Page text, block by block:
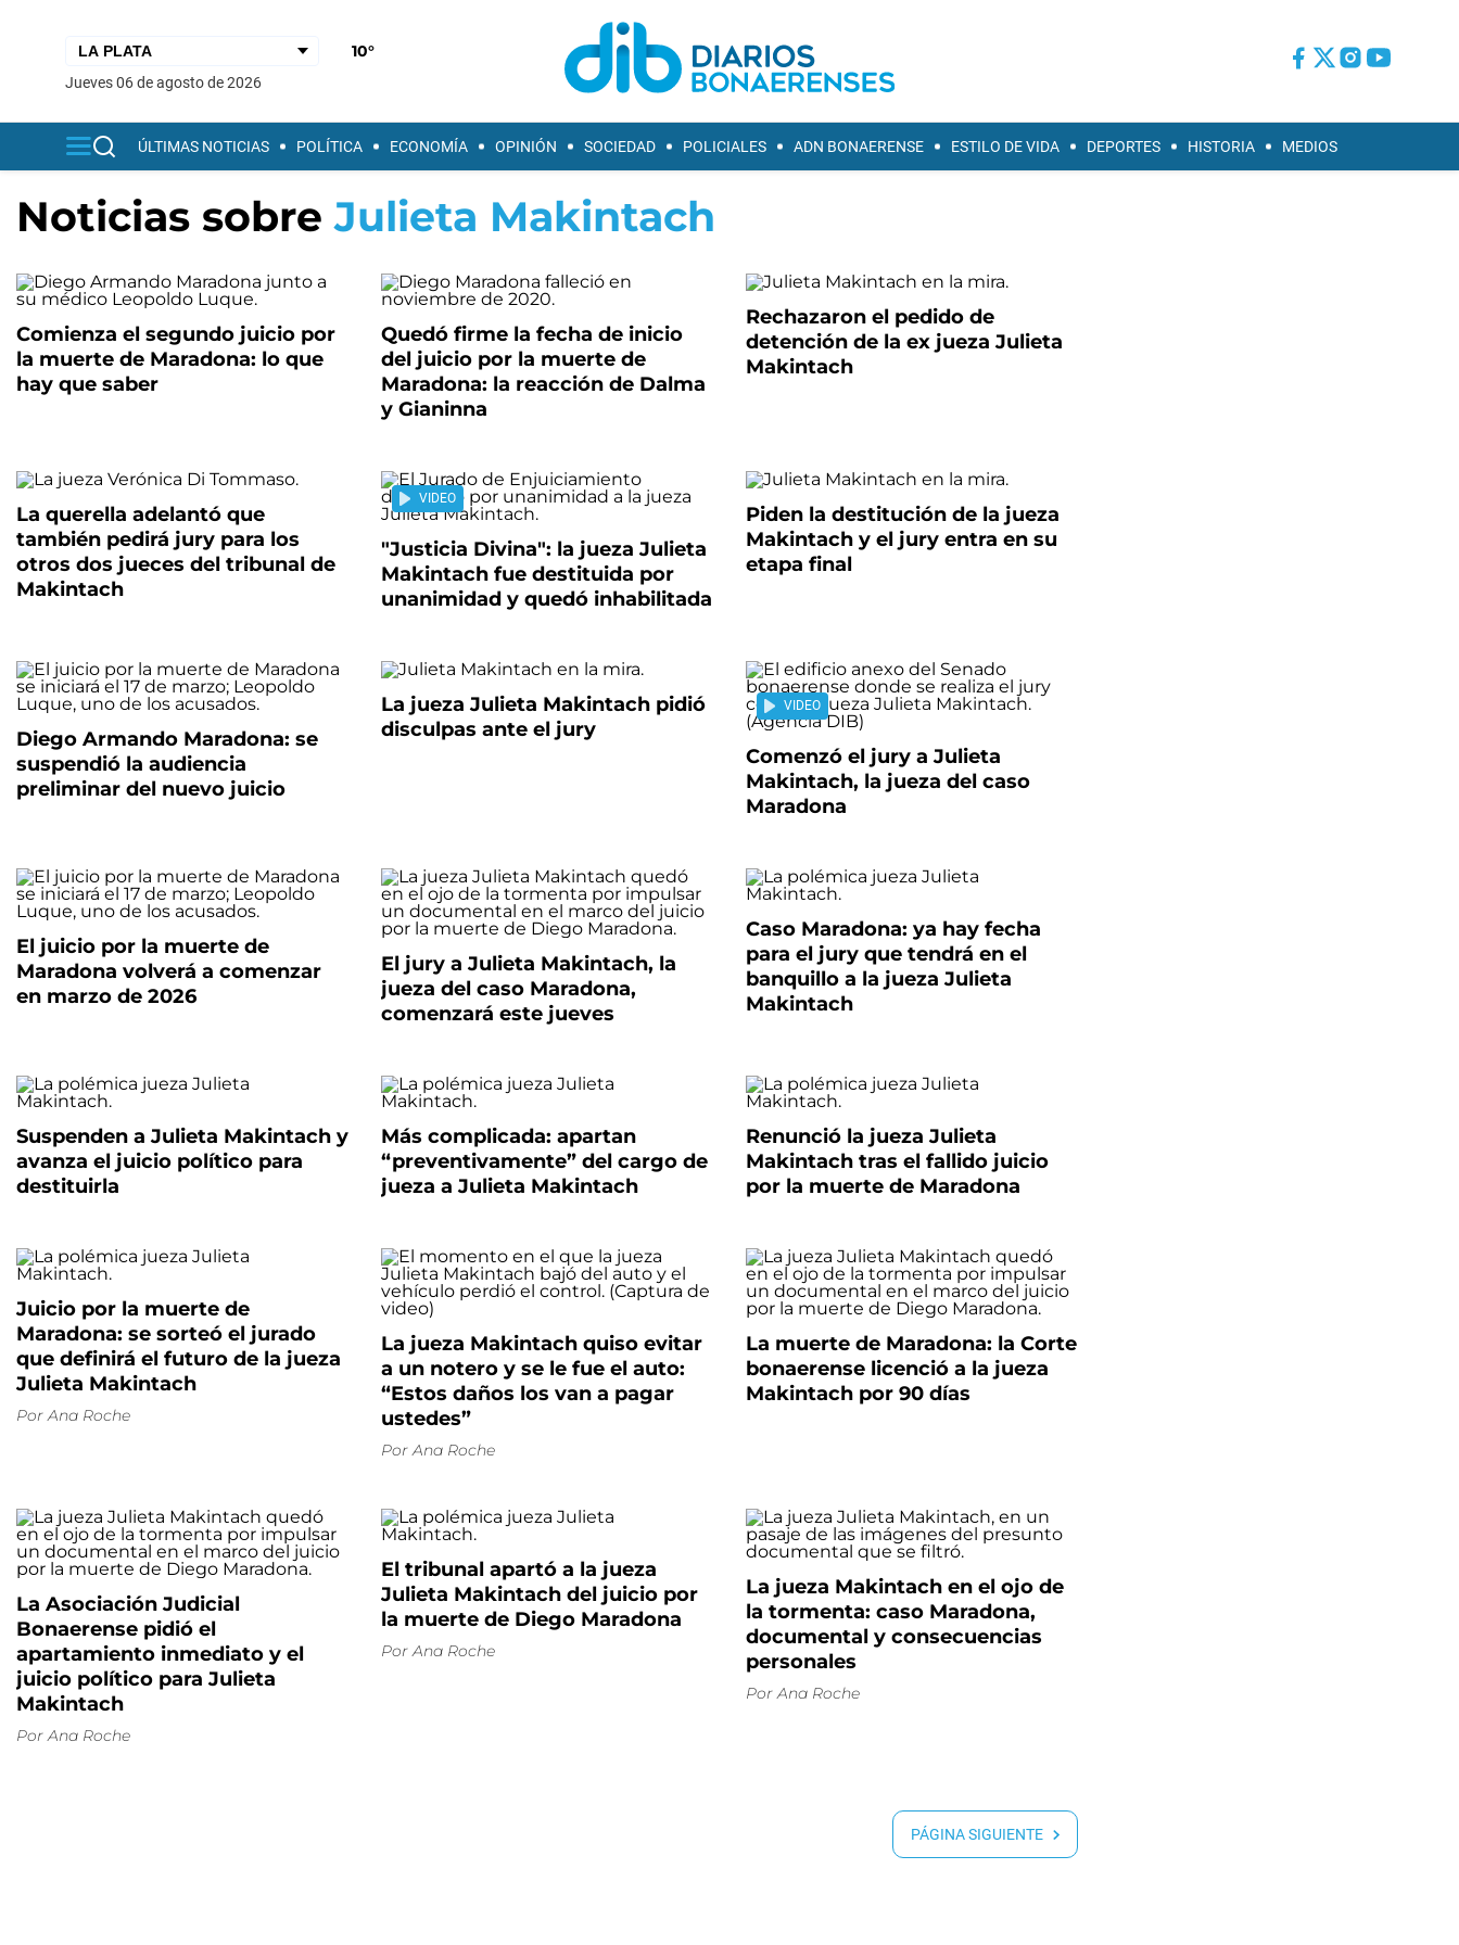
10°
jueves 06 de agosto de 2026
ÚLTIMAS NOTICIAS POLÍTICA ECONOMÍA OPINIÓN SOCIEDAD POLICIALES ADN BONAERENSE ESTILO DE VIDA DEPORTES HISTORIA MEDIOS
Noticias sobreJulieta Makintach
Comienza el segundo juicio por
la muerte de Maradona: lo que
hay que saber
Quedó firme la fecha de inicio
del juicio por la muerte de
Maradona: la reacción de Dalma
y Gianinna
Rechazaron el pedido de
detención de la ex jueza Julieta
Makintach
La querella adelantó que
también pedirá jury para los
otros dos jueces del tribunal de
Makintach
VIDEO
"Justicia Divina": la jueza Julieta
Makintach fue destituida por
unanimidad y quedó inhabilitada
Piden la destitución de la jueza
Makintach y el jury entra en su
etapa final
Diego Armando Maradona: se
suspendió la audiencia
preliminar del nuevo juicio
La jueza Julieta Makintach pidió
disculpas ante el jury
VIDEO
Comenzó el jury a Julieta
Makintach, la jueza del caso
Maradona
El juicio por la muerte de
Maradona volverá a comenzar
en marzo de 2026
El jury a Julieta Makintach, la
jueza del caso Maradona,
comenzará este jueves
Caso Maradona: ya hay fecha
para el jury que tendrá en el
banquillo a la jueza Julieta
Makintach
Suspenden a Julieta Makintach y
avanza el juicio político para
destituirla
Más complicada: apartan
“preventivamente” del cargo de
jueza a Julieta Makintach
Renunció la jueza Julieta
Makintach tras el fallido juicio
por la muerte de Maradona
Juicio por la muerte de
Maradona: se sorteó el jurado
que definirá el futuro de la jueza
Julieta Makintach
Por Ana Roche
La jueza Makintach quiso evitar
a un notero y se le fue el auto:
“Estos daños los van a pagar
ustedes”
Por Ana Roche
La muerte de Maradona: la Corte
bonaerense licenció a la jueza
Makintach por 90 días
La Asociación Judicial
Bonaerense pidió el
apartamiento inmediato y el
juicio político para Julieta
Makintach
Por Ana Roche
El tribunal apartó a la jueza
Julieta Makintach del juicio por
la muerte de Diego Maradona
Por Ana Roche
La jueza Makintach en el ojo de
la tormenta: caso Maradona,
documental y consecuencias
personales
Por Ana Roche
PÁGINA SIGUIENTE